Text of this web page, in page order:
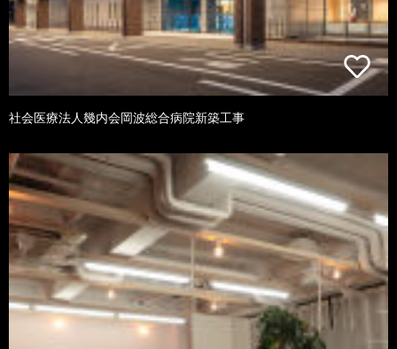
社会医療法人幾内会岡波総合病院新築工事